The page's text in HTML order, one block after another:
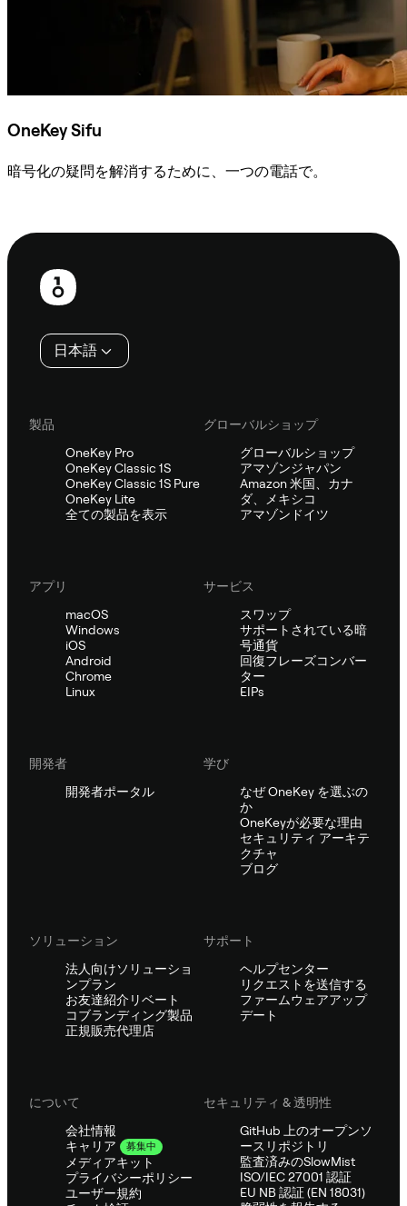
OneKey Sifu
暗号化の疑問を解消するために、一つの電話で。
フ
日本語
製品
OneKey Pro
OneKey Classic 1S
OneKey Classic 1S Pure
OneKey Lite
全ての製品を表示
グローバルショップ
グローバルショップ
アマゾンジャパン
Amazon 米国、カナ
ダ、メキシコ
アマゾンドイツ
アプリ
macOS
Windows
iOS
Android
Chrome
Linux
サービス
スワップ
サポートされている暗
号通貨
回復フレーズコンバー
ター
EIPs
開発者
開発者ポータル
学び
なぜ OneKey を選ぶの
か
OneKeyが必要な理由
セキュリティ アーキテ
クチャ
ブログ
ソリューション
法人向けソリューショ
ンプラン
お友達紹介リベート
コブランディング製品
正規販売代理店
サポート
ヘルプセンター
リクエストを送信する
ファームウェアアップ
デート
について
会社情報
キャリア
募集中
メディアキット
プライバシーポリシー
ユーザー規約
セキュリティ & 透明性
GitHub 上のオープンソ
ースリポジトリ
監査済みのSlowMist
ISO/IEC 27001 認証
EU NB 認証 (EN 18031)